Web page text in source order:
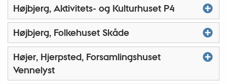
Højbjerg, Aktivitets- og Kulturhuset P4
Højbjerg, Folkehuset Skåde
Højer, Hjerpsted, Forsamlingshuset
Vennelyst